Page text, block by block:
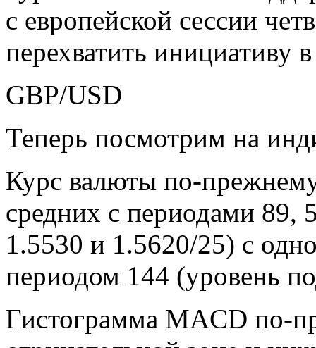
с европейской сессии
перехватить инициативу
GBP/USD
Теперь посмотрим на
Курс валюты по-
средних с периодами 89,
1.5530 и 1.5620/25) с
периодом 144 (уровень
Гистограмма MACD по-